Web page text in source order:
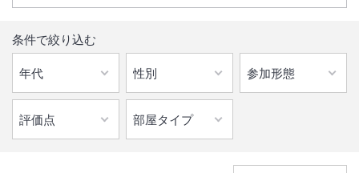
条件で絞り込む